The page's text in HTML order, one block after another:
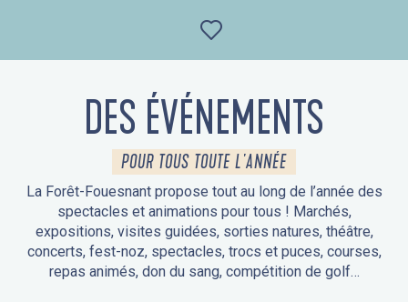
Ajouter aux
DES ÉVÉNEMENTS
POUR TOUS TOUTE L'ANNÉE
La Forêt-Fouesnant propose tout au long de l’année des
spectacles et animations pour tous ! Marchés,
expositions, visites guidées, sorties natures, théâtre,
concerts, fest-noz, spectacles, trocs et puces, courses,
repas animés, don du sang, compétition de golf…